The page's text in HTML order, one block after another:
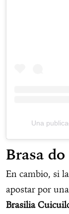
Una
Brasa
En cambio, si
apostar por
Brasilia